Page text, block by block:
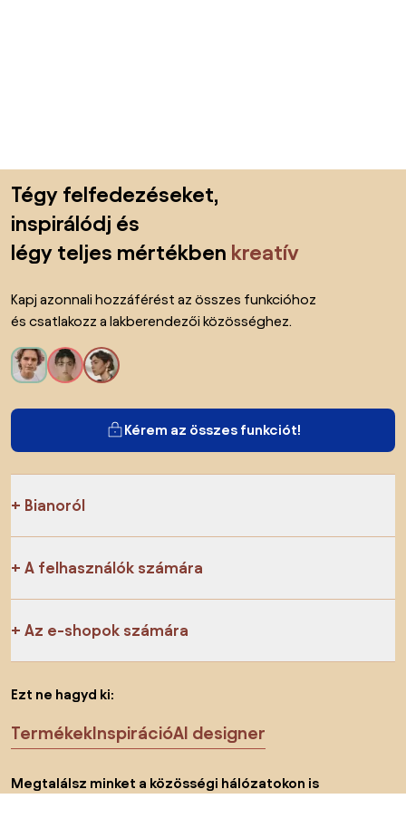
Tégy felfedezéseket,
inspirálódj és
légy teljes mértékben kreatív
Kapj azonnali hozzáférést az összes funkcióhoz
és csatlakozz a lakberendezői közösséghez.
Kérem az összes funkciót!
Bianoról
A felhasználók számára
Az e-shopok számára
Ezt ne hagyd ki:
TermékekInspirációAI designer
Megtalálsz minket a közösségi hálózatokon is